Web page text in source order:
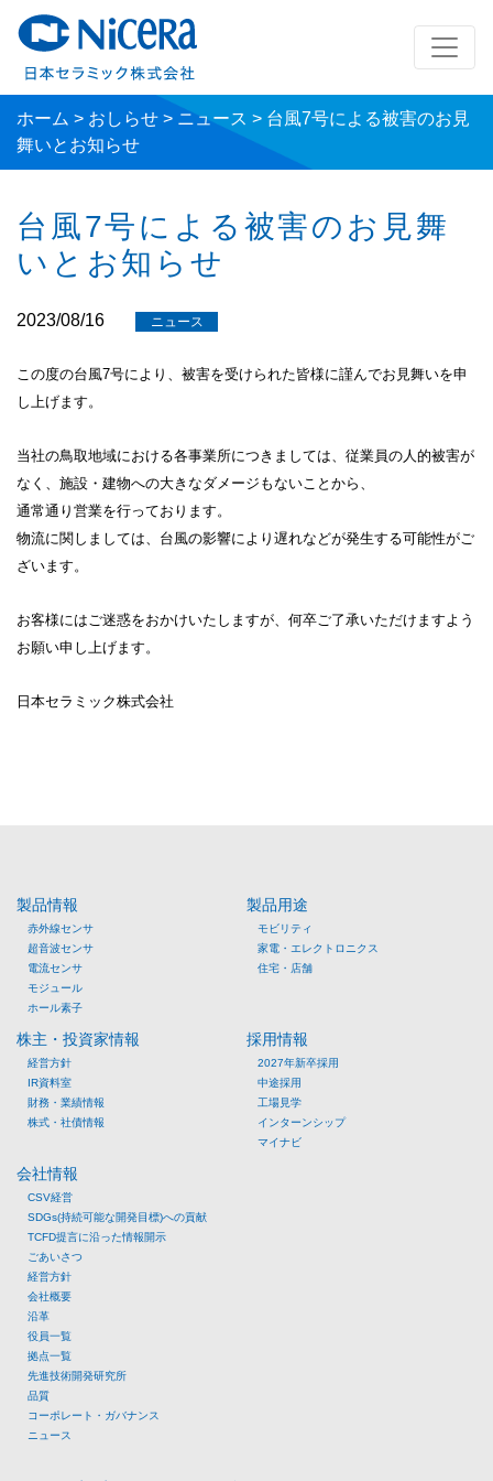
ホーム > おしらせ > ニュース > 台風7号による被害のお見
舞いとお知らせ
台風7号による被害のお見舞
いとお知らせ
2023/08/16 ニュース
この度の台風7号により、被害を受けられた皆様に謹んでお見舞いを申
し上げます。
当社の鳥取地域における各事業所につきましては、従業員の人的被害が
なく、施設・建物への大きなダメージもないことから、
通常通り営業を行っております。
物流に関しましては、台風の影響により遅れなどが発生する可能性がご
ざいます。
お客様にはご迷惑をおかけいたしますが、何卒ご了承いただけますよう
お願い申し上げます。
日本セラミック株式会社
製品情報
赤外線センサ
超音波センサ
電流センサ
モジュール
ホール素子
製品用途
モビリティ
家電・エレクトロニクス
住宅・店舗
株主・投資家情報
経営方針
IR資料室
財務・業績情報
株式・社債情報
採用情報
2027年新卒採用
中途採用
工場見学
インターンシップ
マイナビ
会社情報
CSV経営
SDGs(持続可能な開発目標)への貢献
TCFD提言に沿った情報開示
ごあいさつ
経営方針
会社概要
沿革
役員一覧
拠点一覧
先進技術開発研究所
品質
コーポレート・ガバナンス
ニュース